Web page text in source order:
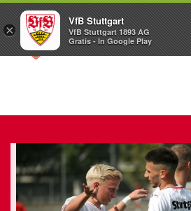
×
VfB Stuttgart
VfB Stuttgart 1893 AG
Gratis - In Google Play